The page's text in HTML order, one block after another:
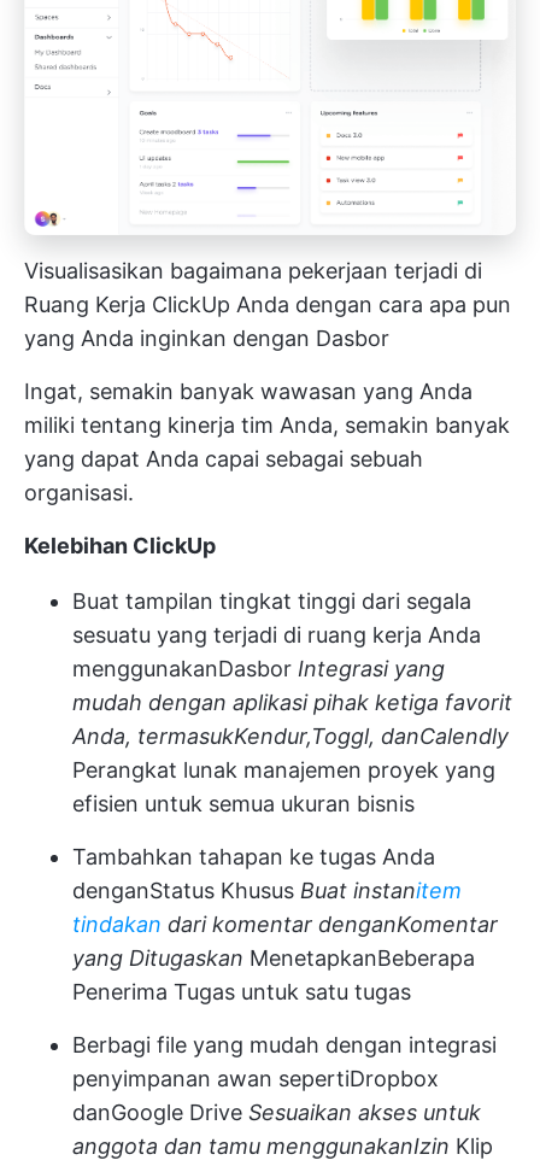
Visualisasikan bagaimana pekerjaan terjadi di
Ruang Kerja ClickUp Anda dengan cara apa pun
yang Anda inginkan dengan Dasbor
Ingat, semakin banyak wawasan yang Anda
miliki tentang kinerja tim Anda, semakin banyak
yang dapat Anda capai sebagai sebuah
organisasi.
Kelebihan ClickUp
Buat tampilan tingkat tinggi dari segala
sesuatu yang terjadi di ruang kerja Anda
menggunakanDasbor Integrasi yang
mudah dengan aplikasi pihak ketiga favorit
Anda, termasukKendur,Toggl, danCalendly
Perangkat lunak manajemen proyek yang
efisien untuk semua ukuran bisnis
Tambahkan tahapan ke tugas Anda
denganStatus Khusus Buat instanitem
tindakan dari komentar denganKomentar
yang Ditugaskan MenetapkanBeberapa
Penerima Tugas untuk satu tugas
Berbagi file yang mudah dengan integrasi
penyimpanan awan sepertiDropbox
danGoogle Drive Sesuaikan akses untuk
anggota dan tamu menggunakanIzin Klip